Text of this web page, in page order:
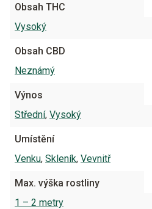
Obsah THC
Vysoký
Obsah CBD
Neznámý
Výnos
Střední, Vysoký
Umístění
Venku, Skleník, Vevnitř
Max. výška rostliny
1 – 2 metry